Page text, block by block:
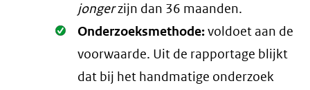
jongerzijn dan 36 maanden.
Oké.
Onderzoeksmethode:voldoet aan de
voorwaarde. Uit de rapportage blijkt
dat bij het handmatige onderzoek